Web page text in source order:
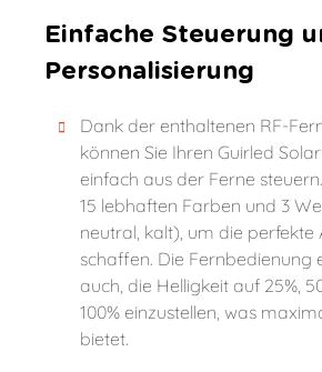
Einfache Steuerung
Personalisierung
Dank der enthaltenen RF-
können Sie Ihren Guirled
einfach aus der Ferne
15 lebhaften Farben und 3
neutral, kalt), um die perfekte
schaffen. Die Fernbedienung
auch, die Helligkeit auf 25%,
100% einzustellen, was
bietet.